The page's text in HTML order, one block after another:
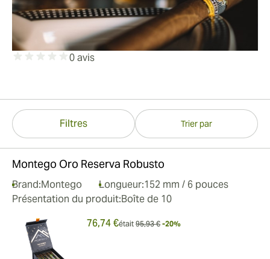
0 avis
Trier par
Filtres
Montego Oro Reserva Robusto
Brand:Montego Longueur:152 mm / 6 pouces
Présentation du produit:Boîte de 10
76,74 €était 95,93 € -20%